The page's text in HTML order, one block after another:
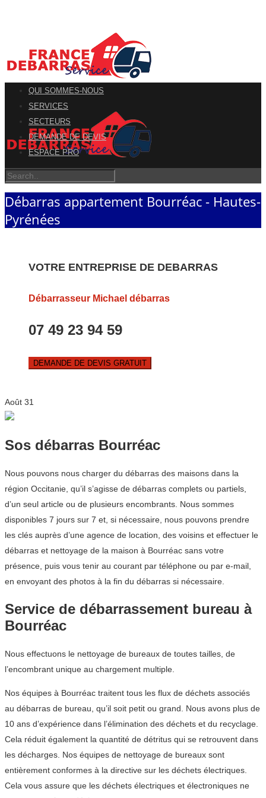
QUI SOMMES-NOUS
SERVICES
SECTEURS
DEMANDE DE DEVIS
ESPACE PRO
Débarras appartement Bourréac - Hautes-
Pyrénées
VOTRE ENTREPRISE DE DEBARRAS
Débarrasseur Michael débarras
07 49 23 94 59
DEMANDE DE DEVIS GRATUIT
Août 31
Sos débarras Bourréac
Nous pouvons nous charger du débarras des maisons dans la
région Occitanie, qu’il s’agisse de débarras complets ou partiels,
d’un seul article ou de plusieurs encombrants. Nous sommes
disponibles 7 jours sur 7 et, si nécessaire, nous pouvons prendre
les clés auprès d’une agence de location, des voisins et effectuer le
débarras et nettoyage de la maison à Bourréac sans votre
présence, puis vous tenir au courant par téléphone ou par e-mail,
en envoyant des photos à la fin du débarras si nécessaire.
Service de débarrassement bureau à
Bourréac
Nous effectuons le nettoyage de bureaux de toutes tailles, de
l’encombrant unique au chargement multiple.
Nos équipes à Bourréac traitent tous les flux de déchets associés
au débarras de bureau, qu’il soit petit ou grand. Nous avons plus de
10 ans d’expérience dans l’élimination des déchets et du recyclage.
Cela réduit également la quantité de détritus qui se retrouvent dans
les décharges. Nos équipes de nettoyage de bureaux sont
entièrement conformes à la directive sur les déchets électriques.
Cela vous assure que les déchets électriques et électroniques ne